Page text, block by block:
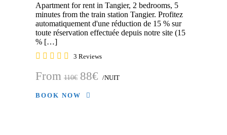
Apartment for rent in Tangier, 2 bedrooms, 5
minutes from the train station Tangier. Profitez
automatiquement d'une réduction de 15 % sur
toute réservation effectuée depuis notre site (15
% […]
3 Reviews
From 110€ 88€ /NUIT
BOOK NOW